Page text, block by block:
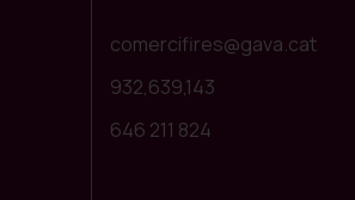
comercifires@gava.cat
932,639,143
646 211 824